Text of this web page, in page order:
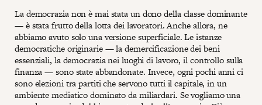
La democrazia non è mai stata un dono della classe dominante
— è stata frutto della lotta dei lavoratori. Anche allora, ne
abbiamo avuto solo una versione superficiale. Le istanze
democratiche originarie — la demercificazione dei beni
essenziali, la democrazia nei luoghi di lavoro, il controllo sulla
finanza — sono state abbandonate. Invece, ogni pochi anni ci
sono elezioni tra partiti che servono tutti il capitale, in un
ambiente mediatico dominato da miliardari. Se vogliamo una